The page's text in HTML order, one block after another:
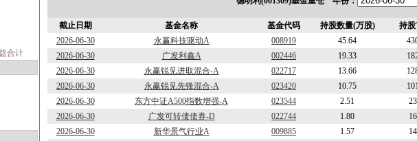
合计
截止日期 基金名称 基金代码 持股数量(万股) 持
2026-06-30
永赢科技驱动A 008919 45.64
2026-06-30
广发利鑫A 002446 19.33
2026-06-30
永赢锐见进取混合-A 022717 13.66
2026-06-30
永赢锐见先锋混合-A 023420 10.75
2026-06-30
东方中证A500指数增强-A 023544 2.51
2026-06-30
广发可转债债券-D 022744 1.80
2026-06-30
新华景气行业A 009885 1.57